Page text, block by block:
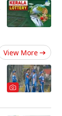
View More